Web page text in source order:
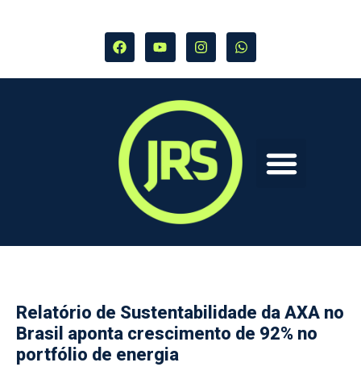
Relatório de Sustentabilidade da AXA no
Brasil aponta crescimento de 92% no
portfólio de energia